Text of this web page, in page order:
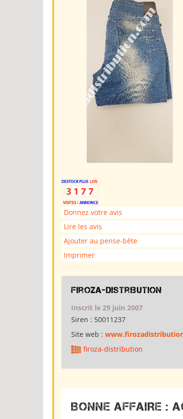
Donnez votre avis
Lire les avis
Ajouter au pense-bête
Imprimer
firoza-distribution
Inscrit le 29 juin 2007
Siren : 50011237
Site web :
firoza-distribution
BONNE AFFAIRE :